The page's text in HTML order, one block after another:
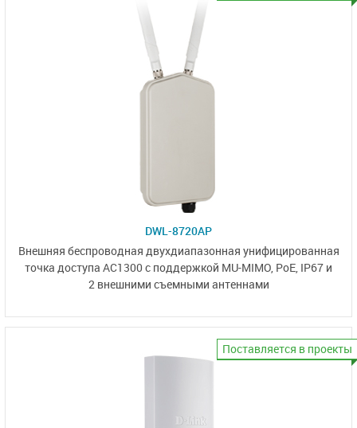
DWL-8720AP
Внешняя беспроводная двухдиапазонная унифицированная
точка доступа AC1300 с поддержкой MU-MIMO, PoE, IP67 и
2 внешними съемными антеннами
Поставляется в проекты